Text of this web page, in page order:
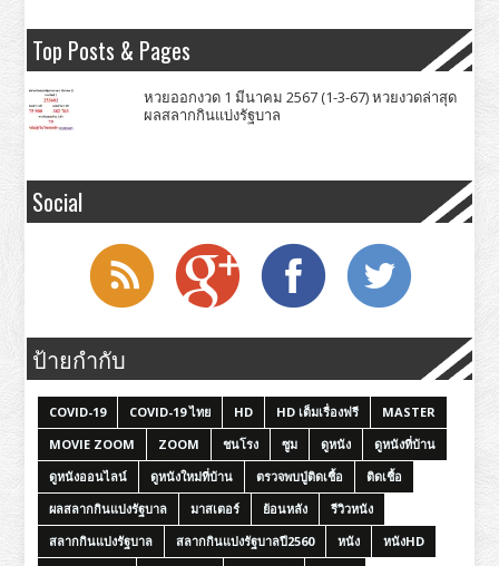
Top Posts & Pages
หวยออกงวด 1 มีนาคม 2567 (1-3-67) หวยงวดล่าสุด
ผลสลากกินแบ่งรัฐบาล
Social
ป้ายกำกับ
COVID-19 COVID-19 ไทย HD HD เต็มเรื่องฟรี
MASTER
MOVIE ZOOM
ZOOM ชนโรง ซูม ดูหนัง
ดูหนังที่บ้าน
ดูหนังออนไลน์
ดูหนังใหม่ที่บ้าน ตรวจพบปู่ติดเชื้อ
ติดเชื้อ
ผลสลากกินแบ่งรัฐบาล
มาสเตอร์ ย้อนหลัง
รีวิวหนัง
สลากกินแบ่งรัฐบาล
สลากกินแบ่งรัฐบาลปี2560 หนัง
หนังHD